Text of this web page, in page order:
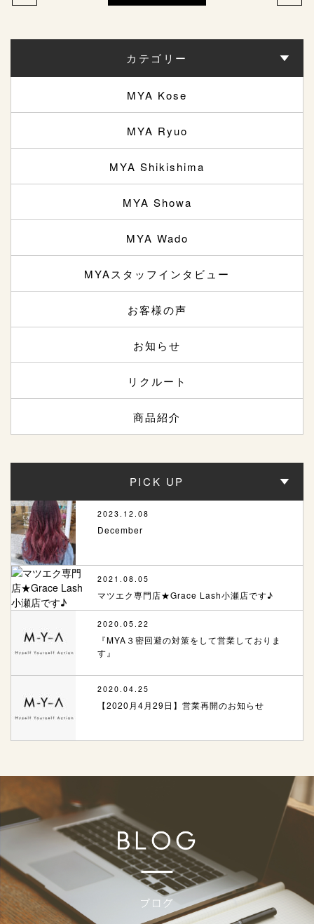
カテゴリー
MYA Kose
MYA Ryuo
MYA Shikishima
MYA Showa
MYA Wado
MYAスタッフインタビュー
お客様の声
お知らせ
リクルート
商品紹介
PICK UP
2023.12.08
December
2021.08.05
マツエク専門店★Grace Lash小瀬店です♪
2020.05.22
『MYA３密回避の対策をして営業しておりま
す』
2020.04.25
【2020月4月29日】営業再開のお知らせ